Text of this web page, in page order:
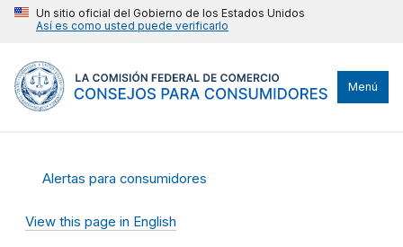
Un sitio oficial del Gobierno de los Estados Unidos
Así es como usted puede verificarlo
Menú
Alertas para consumidores
View this page in English